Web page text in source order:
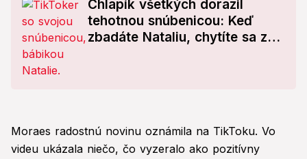
Chlapík všetkých dorazil
tehotnou snúbenicou: Keď
zbadáte Nataliu, chytíte sa za
Moraes radostnú novinu oznámila na TikToku. Vo
videu ukázala niečo, čo vyzeralo ako pozitívny